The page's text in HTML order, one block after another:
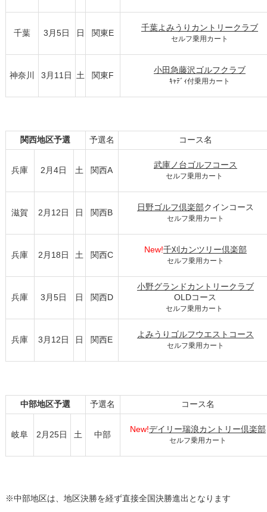
千葉 3月5日 日 関東E
千葉よみうりカントリークラブ
セルフ乗用カート
神奈川 3月11日 土 関東F
小田急藤沢ゴルフクラブ
ｷｬﾃﾞｨ付乗用カート
関西地区予選 予選名 コース名
兵庫 2月4日 土 関西A
武庫ノ台ゴルフコース
セルフ乗用カート
滋賀 2月12日 日 関西B
日野ゴルフ倶楽部クインコース
セルフ乗用カート
兵庫 2月18日 土 関西C
New!千刈カンツリー倶楽部
セルフ乗用カート
兵庫 3月5日 日 関西D
小野グランドカントリークラブ
OLDコース
セルフ乗用カート
兵庫 3月12日 日 関西E
よみうりゴルフウエストコース
セルフ乗用カート
中部地区予選 予選名 コース名
岐阜 2月25日 土 中部
New!デイリー瑞浪カントリー倶楽部
セルフ乗用カート
※中部地区は、地区決勝を経ず直接全国決勝進出となります